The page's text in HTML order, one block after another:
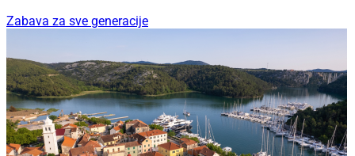
Zabava za sve generacije